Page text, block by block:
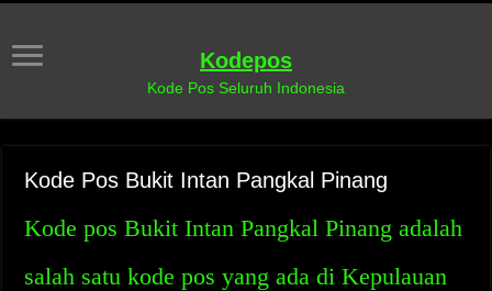
Kodepos
Kode Pos Seluruh Indonesia
Kode Pos Bukit Intan Pangkal Pinang
Kode pos Bukit Intan Pangkal Pinang adalah
salah satu kode pos yang ada di Kepulauan